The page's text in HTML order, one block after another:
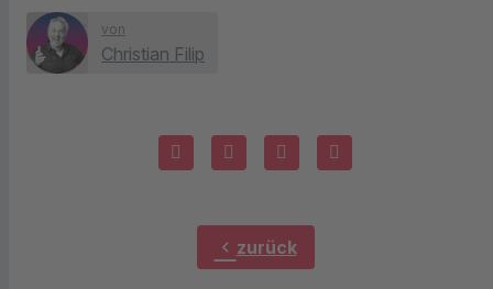
von
Christian Filip
chevron_left zurück